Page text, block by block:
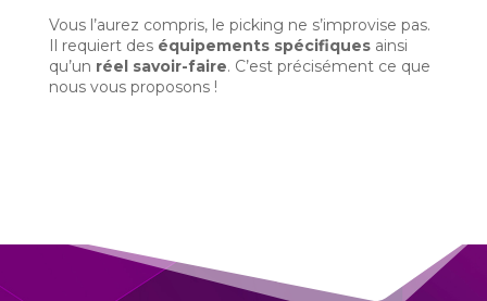
Vous l’aurez compris, le picking ne s’improvise pas.
Il requiert des équipements spécifiquesainsi
qu’un réel savoir-faire. C’est précisément ce que
nous vous proposons !